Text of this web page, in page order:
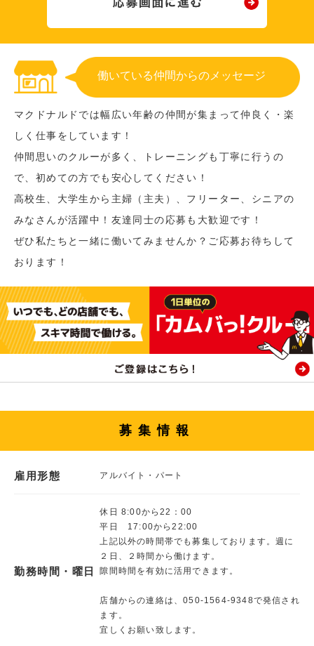
働いている仲間からのメッセージ
マクドナルドでは幅広い年齢の仲間が集まって仲良く・楽
しく仕事をしています！
仲間思いのクルーが多く、トレーニングも丁寧に行うの
で、初めての方でも安心してください！
高校生、大学生から主婦（主夫）、フリーター、シニアの
みなさんが活躍中！友達同士の応募も大歓迎です！
ぜひ私たちと一緒に働いてみませんか？ご応募お待ちして
おります！
募集情報
雇用形態 アルバイト・パート
勤務時間・曜日
休日 8:00から22：00
平日 17:00から22:00
上記以外の時間帯でも募集しております。週に
２日、２時間から働けます。
隙間時間を有効に活用できます。
店舗からの連絡は、050-1564-9348で発信され
ます。
宜しくお願い致します。